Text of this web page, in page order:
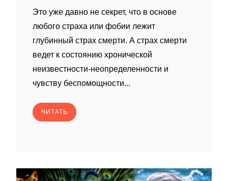
Это уже давно не секрет, что в основе
любого страха или фобии лежит
глубинный страх смерти. А страх смерти
ведет к состоянию хронической
неизвестности-неопределенности и
чувству беспомощности...
ЧИТАТЬ